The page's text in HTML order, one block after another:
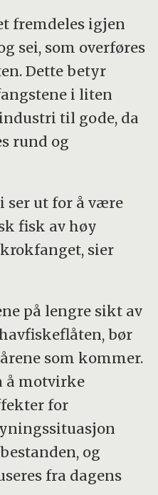
fremdeles igjen
sei, som overføres
Dette betyr
i liten
til gode, da
rund og
ser ut for å være
fisk av høy
sier
på lengre sikt av
bør
som kommer.
å motvirke
for
og
fra dagens